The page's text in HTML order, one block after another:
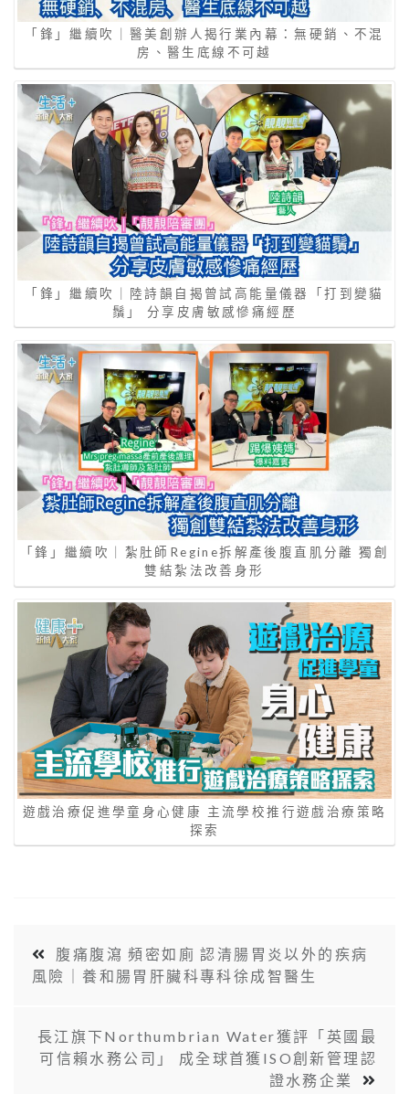
「鋒」繼續吹｜醫美創辦人揭行業內幕：無硬銷、不混
房、醫生底線不可越
「鋒」繼續吹｜陸詩韻自揭曾試高能量儀器「打到變貓
鬚」 分享皮膚敏感慘痛經歷
「鋒」繼續吹｜紮肚師Regine拆解產後腹直肌分離 獨創
雙結紮法改善身形
遊戲治療促進學童身心健康 主流學校推行遊戲治療策略
探索
腹痛腹瀉 頻密如廁 認清腸胃炎以外的疾病
風險｜養和腸胃肝臟科專科徐成智醫生
長江旗下Northumbrian Water獲評「英國最
可信賴水務公司」 成全球首獲ISO創新管理認
證水務企業